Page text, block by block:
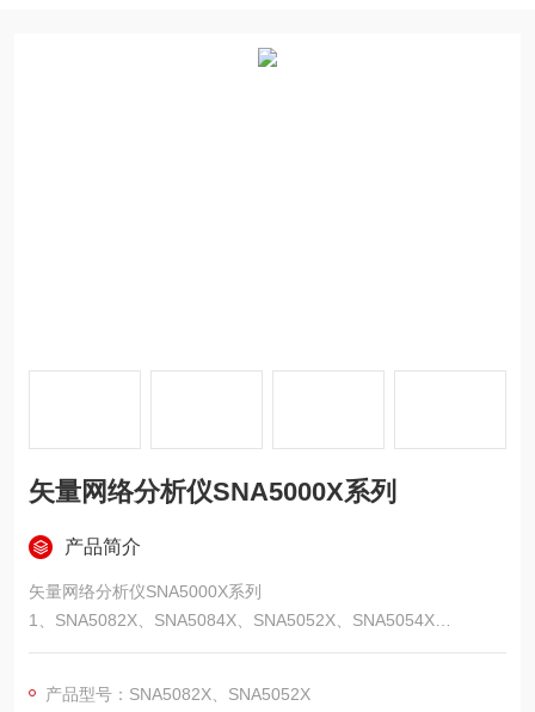
矢量网络分析仪SNA5000X系列
产品简介
矢量网络分析仪SNA5000X系列
1、SNA5082X、SNA5084X、SNA5052X、SNA5054X
2、频率范围：9 kHz ~ 4.5/8.5 GHz，输出功率设置范围： -55 d
差分（平衡）测量、时域分析，支持滤波器插入损耗、带宽、Q
产品型号：SNA5082X、SNA5052X